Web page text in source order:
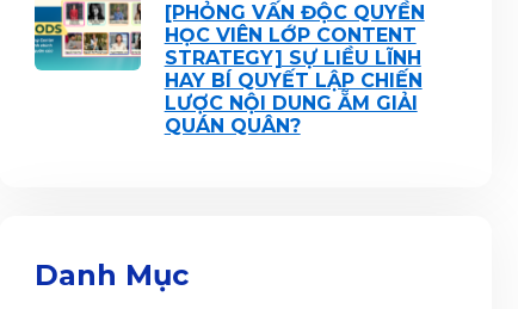
[PHỎNG VẤN ĐỘC QUYỀN
HỌC VIÊN LỚP CONTENT
STRATEGY] SỰ LIỀU LĨNH
HAY BÍ QUYẾT LẬP CHIẾN
LƯỢC NỘI DUNG ẴM GIẢI
QUÁN QUÂN?
Danh Mục